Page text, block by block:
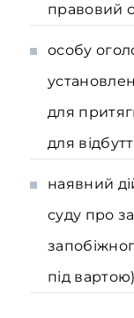
правовий
особу
для
для
наявний
суду про
під